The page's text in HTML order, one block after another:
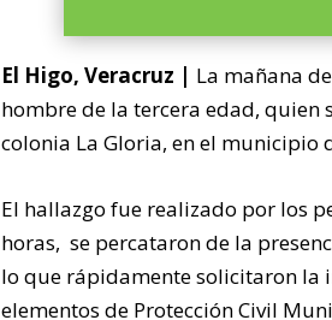
El Higo, Veracruz | La mañana
hombre de la tercera edad,
colonia La Gloria, en el municipio
El hallazgo fue realizado por los
horas, se percataron de la
lo que rápidamente solicitaron la
elementos de Protección Civil